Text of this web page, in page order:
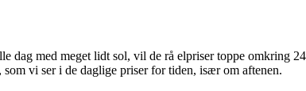
dag med meget lidt sol, vil de rå elpriser toppe omkring
vi ser i de daglige priser for tiden, især om aftenen.